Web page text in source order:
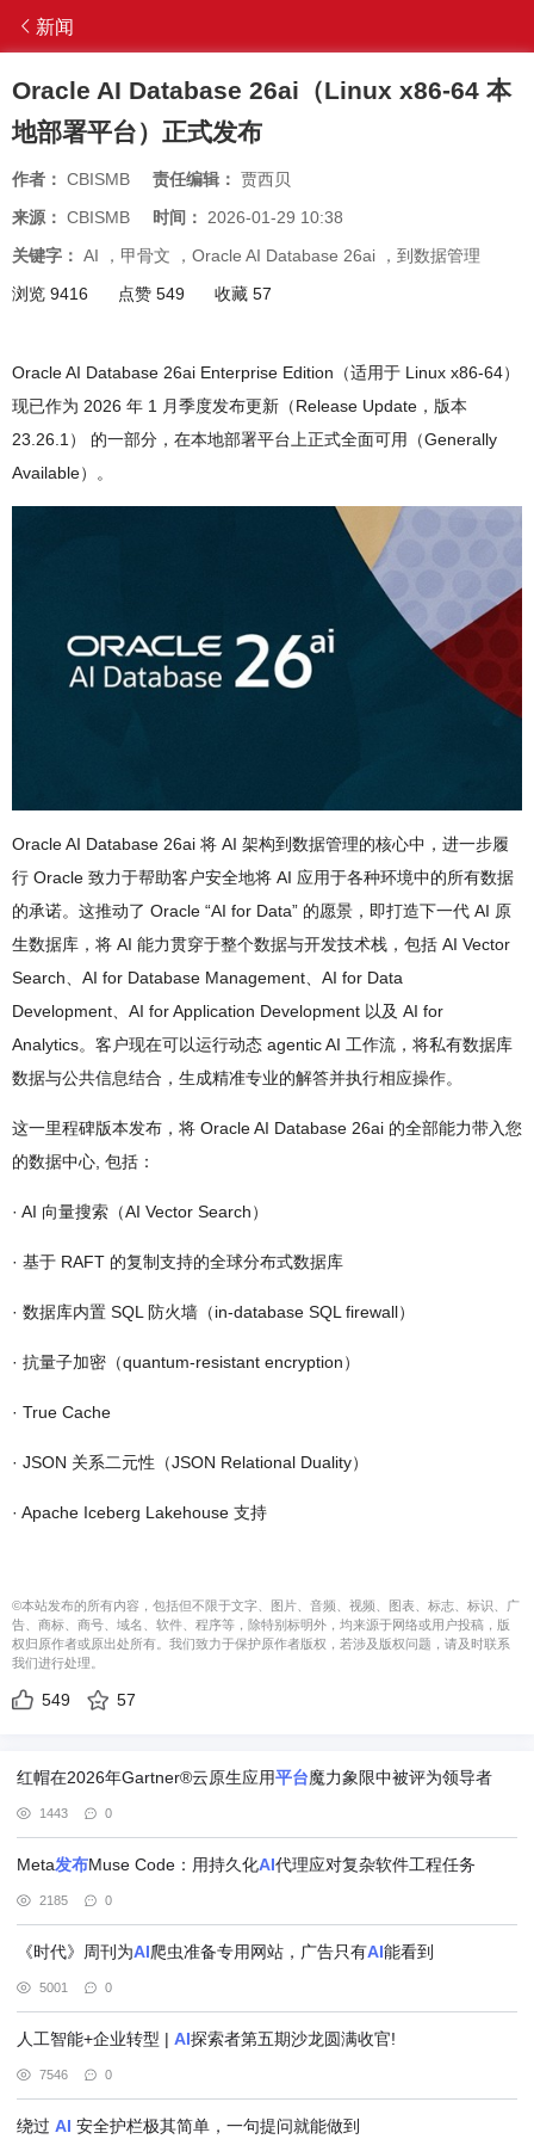
新闻
Oracle AI Database 26ai（Linux x86-64 本
地部署平台）正式发布
作者： CBISMB 责任编辑： 贾西贝
来源： CBISMB 时间： 2026-01-29 10:38
关键字： AI ， 甲骨文 ， Oracle AI Database 26ai ， 到数据管理
浏览 9416
点赞 549 收藏 57
Oracle AI Database 26ai Enterprise Edition（适用于 Linux x86-64）
现已作为 2026 年 1 月季度发布更新（Release Update，版本
23.26.1） 的一部分，在本地部署平台上正式全面可用（Generally
Available）。
Oracle AI Database 26ai 将 AI 架构到数据管理的核心中，进一步履
行 Oracle 致力于帮助客户安全地将 AI 应用于各种环境中的所有数据
的承诺。这推动了 Oracle “AI for Data” 的愿景，即打造下一代 AI 原
生数据库，将 AI 能力贯穿于整个数据与开发技术栈，包括 AI Vector
Search、AI for Database Management、AI for Data
Development、AI for Application Development 以及 AI for
Analytics。客户现在可以运行动态 agentic AI 工作流，将私有数据库
数据与公共信息结合，生成精准专业的解答并执行相应操作。
这一里程碑版本发布，将 Oracle AI Database 26ai 的全部能力带入您
的数据中心, 包括：
· AI 向量搜索（AI Vector Search）
· 基于 RAFT 的复制支持的全球分布式数据库
· 数据库内置 SQL 防火墙（in-database SQL firewall）
· 抗量子加密（quantum-resistant encryption）
· True Cache
· JSON 关系二元性（JSON Relational Duality）
· Apache Iceberg Lakehouse 支持
©本站发布的所有内容，包括但不限于文字、图片、音频、视频、图表、标志、标识、广
告、商标、商号、域名、软件、程序等，除特别标明外，均来源于网络或用户投稿，版
权归原作者或原出处所有。我们致力于保护原作者版权，若涉及版权问题，请及时联系
我们进行处理。
549 57
红帽在2026年Gartner®云原生应用平台魔力象限中被评为领导者
1443 0
Meta发布Muse Code：用持久化AI代理应对复杂软件工程任务
2185 0
《时代》周刊为AI爬虫准备专用网站，广告只有AI能看到
5001 0
人工智能+企业转型 | AI探索者第五期沙龙圆满收官!
7546 0
绕过 AI 安全护栏极其简单，一句提问就能做到